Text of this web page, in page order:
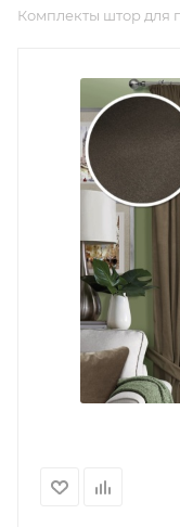
Комплекты штор для